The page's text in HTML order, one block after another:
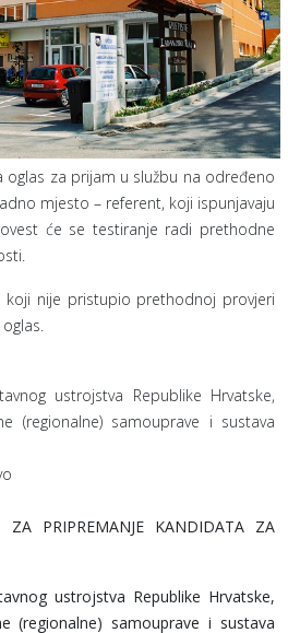
oglas za prijam u službu na određeno
mjesto – referent, koji ispunjavaju
će se testiranje radi prethodne
nije pristupio prethodnoj provjeri
ustrojstva Republike Hrvatske,
(regionalne) samouprave i sustava
PRIPREMANJE KANDIDATA ZA
ustrojstva Republike Hrvatske,
(regionalne) samouprave i sustava